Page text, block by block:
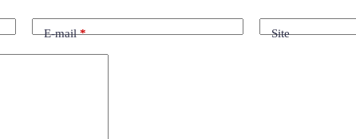
E-mail* Site